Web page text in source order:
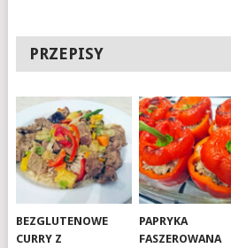
PRZEPISY
BEZGLUTENOWE
CURRY Z
PAPRYKA
FASZEROWANA